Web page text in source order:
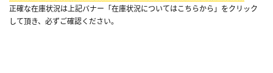
正確な在庫状況は上記バナー「在庫状況についてはこちらから」をクリック
して頂き、必ずご確認ください。